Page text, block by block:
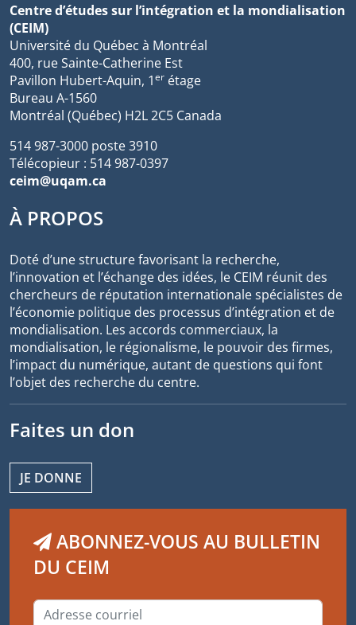
Centre d’études sur l’intégration et la mondialisation
(CEIM)
Université du Québec à Montréal
400, rue Sainte-Catherine Est
Pavillon Hubert-Aquin, 1er étage
Bureau A-1560
Montréal (Québec) H2L 2C5 Canada
514 987-3000 poste 3910
Télécopieur : 514 987-0397
ceim@uqam.ca
À PROPOS
Doté d’une structure favorisant la recherche,
l’innovation et l’échange des idées, le CEIM réunit des
chercheurs de réputation internationale spécialistes de
l’économie politique des processus d’intégration et de
mondialisation. Les accords commerciaux, la
mondialisation, le régionalisme, le pouvoir des firmes,
l’impact du numérique, autant de questions qui font
l’objet des recherche du centre.
Faites un don
JE DONNE
ABONNEZ-VOUS AU BULLETIN
DU CEIM